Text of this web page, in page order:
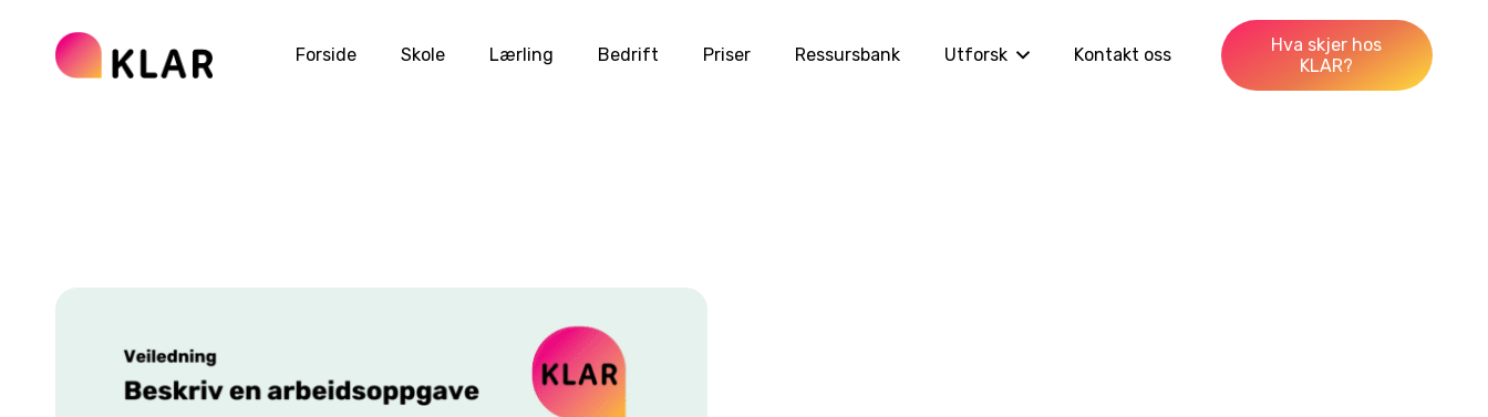
Forside Skole Lærling Bedrift Priser Ressursbank Utforsk Kontakt oss
Hva skjer hos
KLAR?